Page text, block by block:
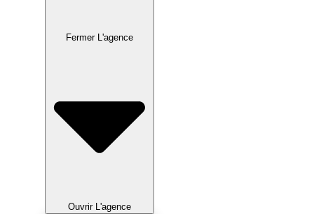
Fermer L'agence
Ouvrir L'agence